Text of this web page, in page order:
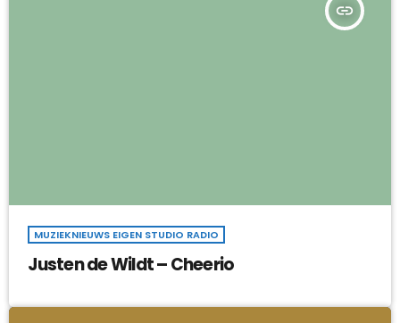
insert_link
MUZIEKNIEUWS EIGEN STUDIO RADIO
Justen de Wildt – Cheerio